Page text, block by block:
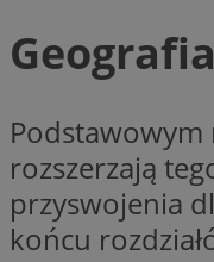
Podstawowym
rozszerzają
przyswojenia
końcu